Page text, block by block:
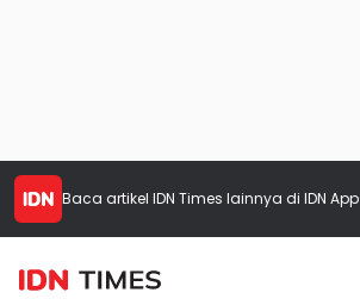
Baca artikel IDN Times lainnya di IDN App